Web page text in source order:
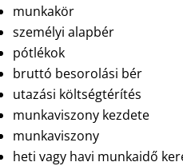
munkakör
személyi alapbér
pótlékok
bruttó besorolási bér
utazási költségtérítés
munkaviszony kezdete
munkaviszony
heti vagy havi munkaidő